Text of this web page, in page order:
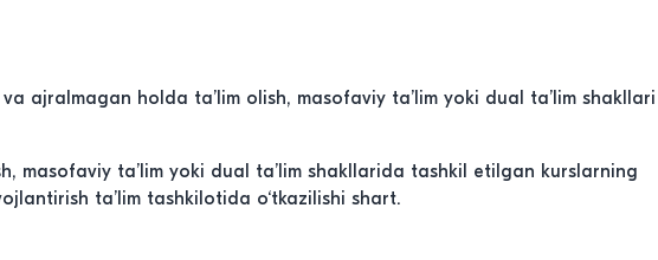
ajralmagan holda ta’lim olish, masofaviy ta’lim yoki dual ta’lim shakllari
masofaviy ta’lim yoki dual ta’lim shakllarida tashkil etilgan kurslarning
ta’lim tashkilotida o‘tkazilishi shart.